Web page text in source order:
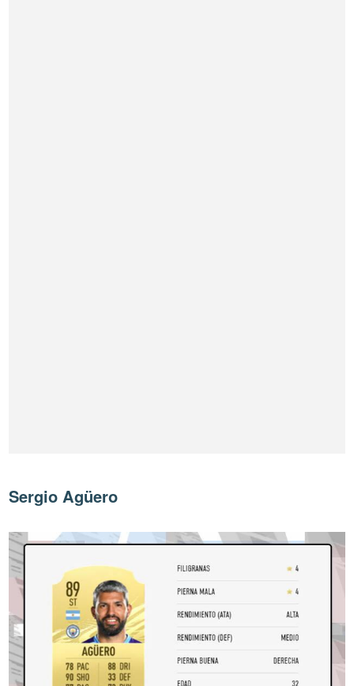
Sergio Agüero